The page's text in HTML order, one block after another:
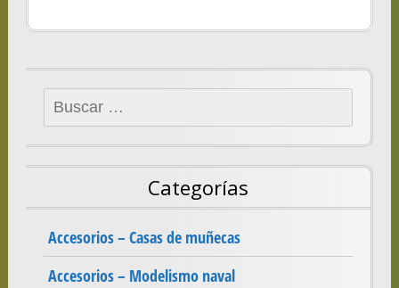
Buscar:
Categorías
Accesorios – Casas de muñecas
Accesorios – Modelismo naval